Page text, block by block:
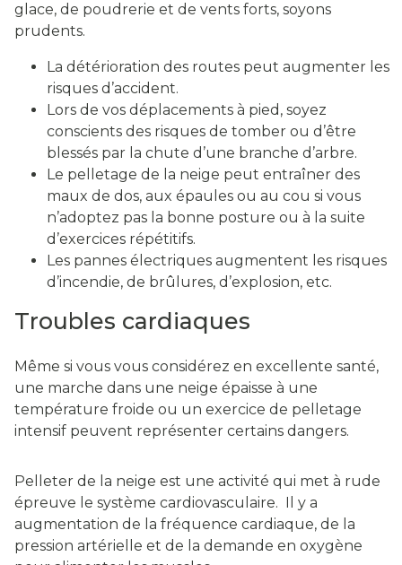
glace, de poudrerie et de vents forts, soyons
prudents.
La détérioration des routes peut augmenter les
risques d’accident.
Lors de vos déplacements à pied, soyez
conscients des risques de tomber ou d’être
blessés par la chute d’une branche d’arbre.
Le pelletage de la neige peut entraîner des
maux de dos, aux épaules ou au cou si vous
n’adoptez pas la bonne posture ou à la suite
d’exercices répétitifs.
Les pannes électriques augmentent les risques
d’incendie, de brûlures, d’explosion, etc.
Troubles cardiaques
Même si vous vous considérez en excellente santé,
une marche dans une neige épaisse à une
température froide ou un exercice de pelletage
intensif peuvent représenter certains dangers.
Pelleter de la neige est une activité qui met à rude
épreuve le système cardiovasculaire. Il y a
augmentation de la fréquence cardiaque, de la
pression artérielle et de la demande en oxygène